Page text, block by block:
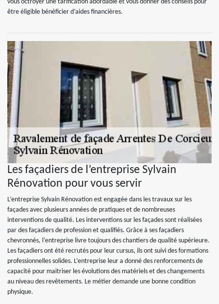
vous octroyer une tarification abordable et vous donner des conseils pour
être éligible bénéficier d’aides financières.
Les façadiers de l’entreprise Sylvain
Rénovation pour vous servir
L’entreprise Sylvain Rénovation est engagée dans les travaux sur les
façades avec plusieurs années de pratiques et de nombreuses
interventions de qualité. Les interventions sur les façades sont réalisées
par des façadiers de profession et qualifiés. Grâce à ses façadiers
chevronnés, l’entreprise livre toujours des chantiers de qualité supérieure.
Les façadiers ont été recrutés pour leur cursus, ils ont suivi des formations
professionnelles solides. L’entreprise leur a donné des renforcements de
capacité pour maitriser les évolutions des matériels et des changements
au niveau des revêtements. Le métier demande une bonne condition
physique.